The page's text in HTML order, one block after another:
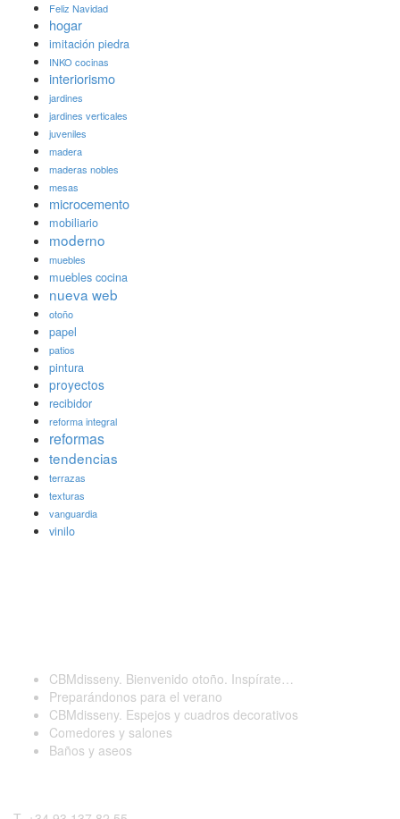
Feliz Navidad
hogar
imitación piedra
INKO cocinas
interiorismo
jardines
jardines verticales
juveniles
madera
maderas nobles
mesas
microcemento
mobiliario
moderno
muebles
muebles cocina
nueva web
otoño
papel
patios
pintura
proyectos
recibidor
reforma integral
reformas
tendencias
terrazas
texturas
vanguardia
vinilo
CBMdisseny. Bienvenido otoño. Inspírate…
Preparándonos para el verano
CBMdisseny. Espejos y cuadros decorativos
Comedores y salones
Baños y aseos